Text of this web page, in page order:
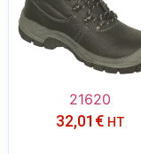
21620
32,01 € HT